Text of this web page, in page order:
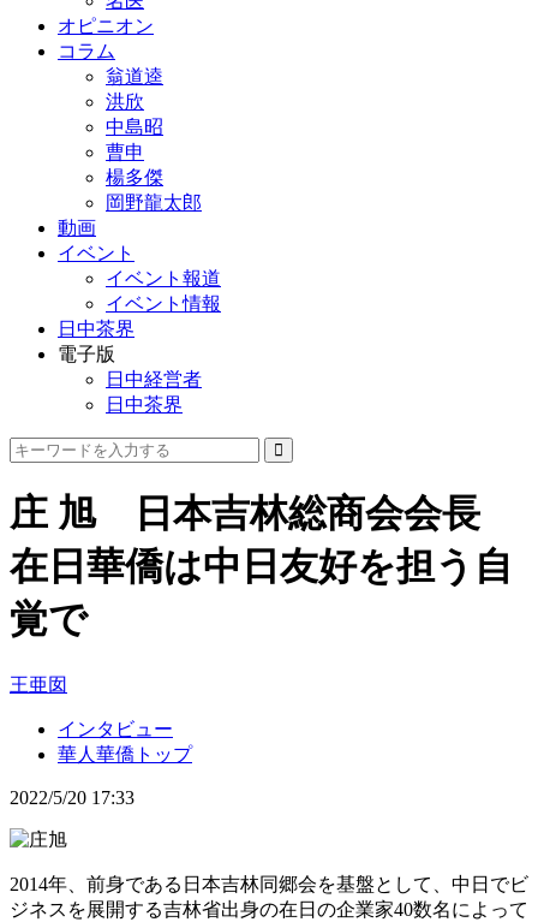
オピニオン
コラム
翁道逵
洪欣
中島昭
曹申
楊多傑
岡野龍太郎
動画
イベント
イベント報道
イベント情報
日中茶界
電子版
日中経営者
日中茶界
庄 旭 日本吉林総商会会長
在日華僑は中日友好を担う自
覚で
王亜囡
インタビュー
華人華僑トップ
2022/5/20 17:33
2014年、前身である日本吉林同郷会を基盤として、中日でビ
ジネスを展開する吉林省出身の在日の企業家40数名によって